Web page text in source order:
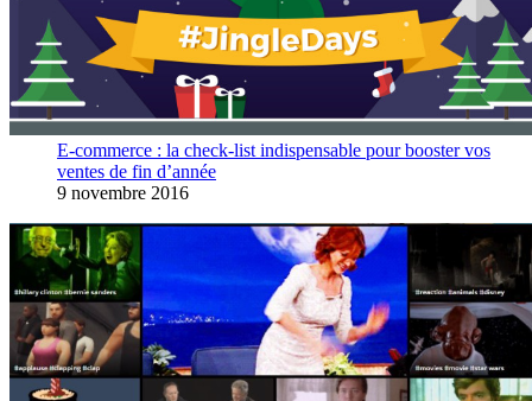
E-commerce : la check-list indispensable pour booster vos
ventes de fin d’année
9 novembre 2016